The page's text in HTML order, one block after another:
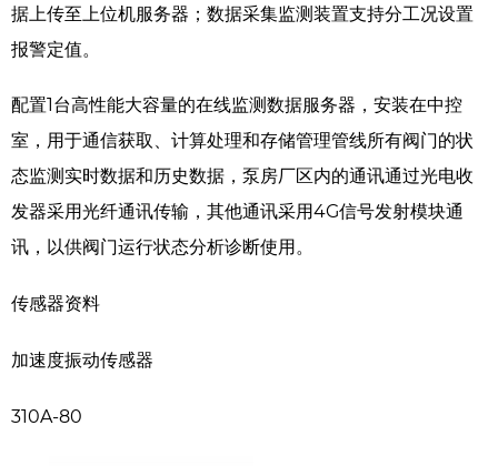
据上传至上位机服务器；数据采集监测装置支持分工况设置
报警定值。
配置1台高性能大容量的在线监测数据服务器，安装在中控
室，用于通信获取、计算处理和存储管理管线所有阀门的状
态监测实时数据和历史数据，泵房厂区内的通讯通过光电收
发器采用光纤通讯传输，其他通讯采用4G信号发射模块通
讯，以供阀门运行状态分析诊断使用。
传感器资料
加速度振动传感器
310A-80